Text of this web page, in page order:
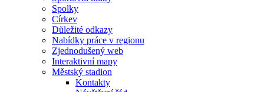
Spolky
Církev
Důležité odkazy
Nabídky práce v regionu
Zjednodušený web
Interaktivní mapy
Městský stadion
Kontakty